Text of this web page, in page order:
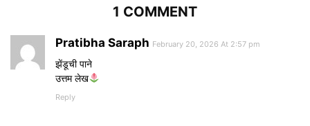
1 COMMENT
Pratibha Saraph February 20, 2026 At 2:57 pm
झेंडूची पाने
उत्तम लेख
Reply